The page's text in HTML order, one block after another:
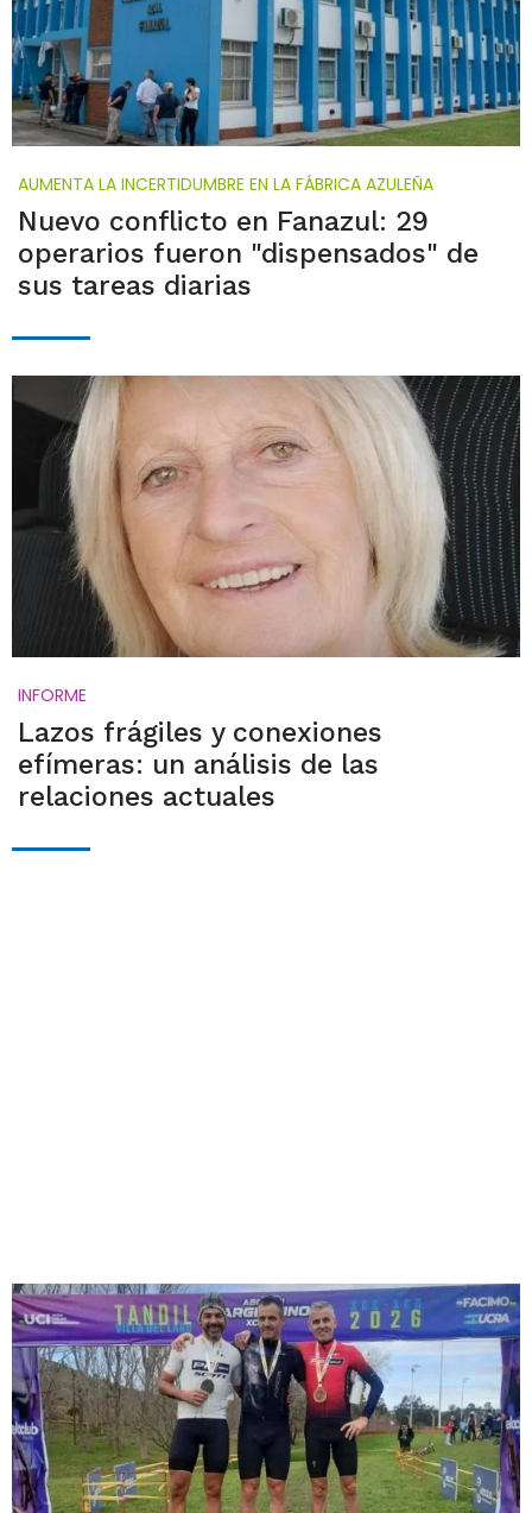
AUMENTA LA INCERTIDUMBRE EN LA FÁBRICA AZULEÑA
Nuevo conflicto en Fanazul: 29
operarios fueron "dispensados" de
sus tareas diarias
INFORME
Lazos frágiles y conexiones
efímeras: un análisis de las
relaciones actuales